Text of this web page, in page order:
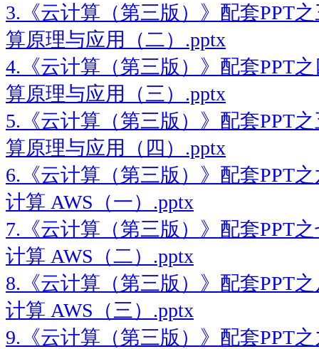
3. 《云计算（第三版）》配套PPT
算原理与应用（二）.pptx
4. 《云计算（第三版）》配套PPT
算原理与应用（三）.pptx
5. 《云计算（第三版）》配套PPT
算原理与应用（四）.pptx
6. 《云计算（第三版）》配套PPT
计算 AWS（一）.pptx
7. 《云计算（第三版）》配套PPT
计算 AWS（二）.pptx
8.《云计算（第三版）》配套PPT
计算 AWS（三）.pptx
9.《云计算（第三版）》配套PPT